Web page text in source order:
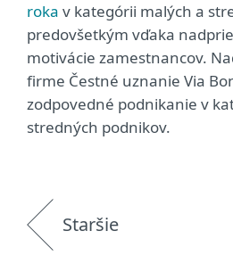
roka v kategórii malých a
predovšetkým vďaka
motivácie zamestnancov.
firme Čestné uznanie Via
zodpovedné podnikanie v
stredných podnikov.
Staršie